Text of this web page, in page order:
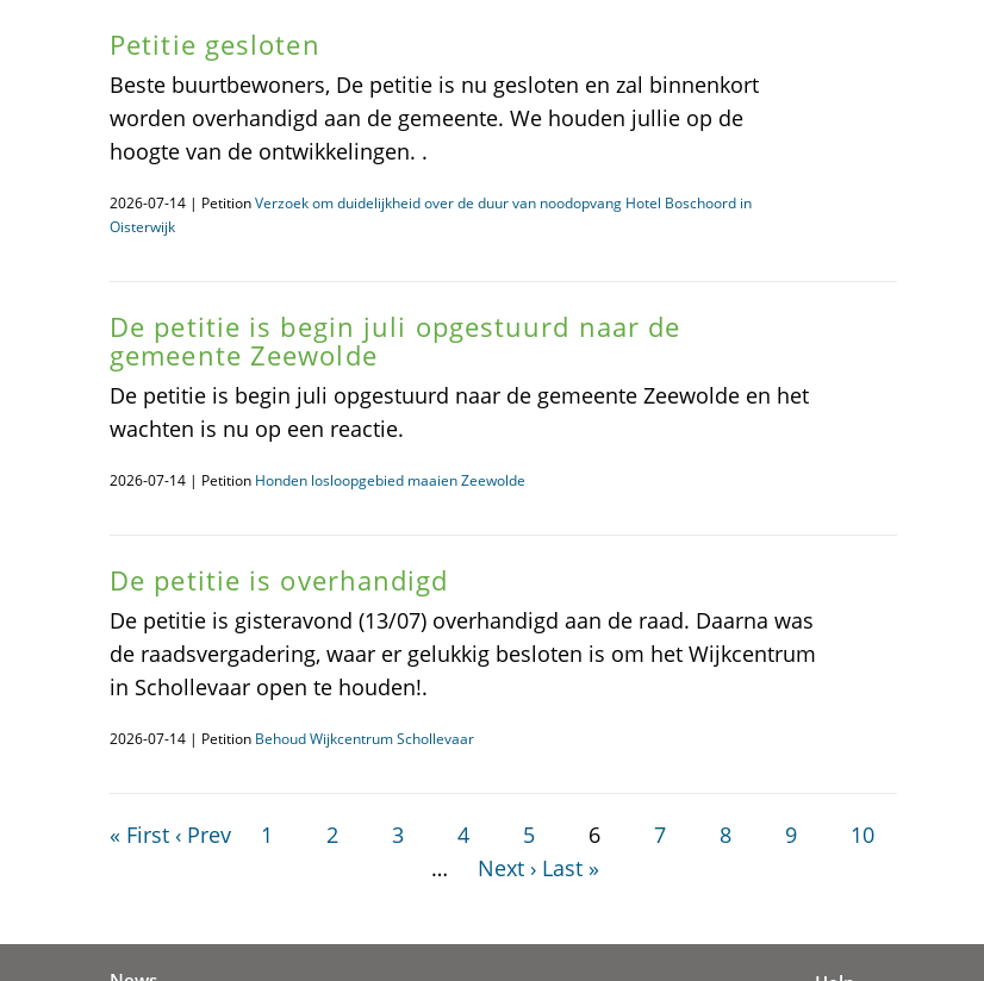
Petitie gesloten
Beste buurtbewoners, De petitie is nu gesloten en zal binnenkort
worden overhandigd aan de gemeente. We houden jullie op de
hoogte van de ontwikkelingen. .
2026-07-14 | PetitionVerzoek om duidelijkheid over de duur van noodopvang Hotel Boschoord in
Oisterwijk
De petitie is begin juli opgestuurd naar de
gemeente Zeewolde
De petitie is begin juli opgestuurd naar de gemeente Zeewolde en het
wachten is nu op een reactie.
2026-07-14 | Petition Honden losloopgebied maaien Zeewolde
De petitie is overhandigd
De petitie is gisteravond (13/07) overhandigd aan de raad. Daarna was
de raadsvergadering, waar er gelukkig besloten is om het Wijkcentrum
in Schollevaar open te houden!.
2026-07-14 | Petition Behoud Wijkcentrum Schollevaar
« First ‹ Prev 1 2 3 4 5 6 7 8 9
10
…
Next › Last »